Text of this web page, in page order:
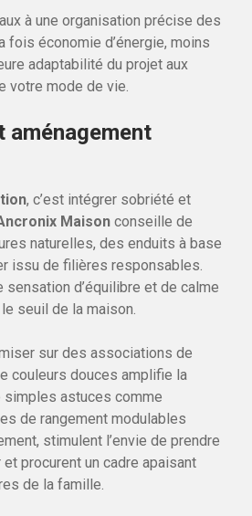
à une organisation précise des
fois économie d’énergie, moins
adaptabilité du projet aux
votre mode de vie.
aménagement
, c’est intégrer sobriété et
Maison conseille de
naturelles, des enduits à base
issu de filières responsables.
sensation d’équilibre et de calme
seuil de la maison.
sur des associations de
couleurs douces amplifie la
simples astuces comme
de rangement modulables
stimulent l’envie de prendre
procurent un cadre apaisant
de la famille.